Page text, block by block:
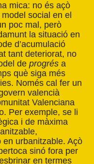
mica: no és açò
social en el
poc mal, però
la situació en
d’acumulació
tant deteriorat, no
de progrés a
què siga més
Només cal fer un
valencià
Valenciana
Per exemple, se li
i de màxima
urbanitzable. Açò
sinó fora per
en termes